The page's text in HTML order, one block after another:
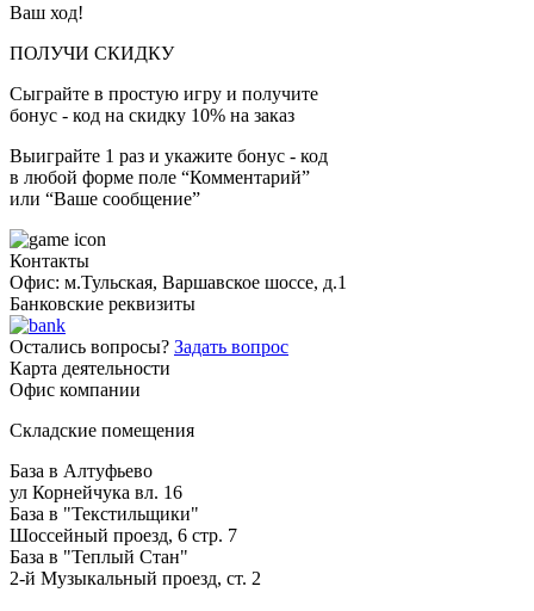
Ваш ход!
ПОЛУЧИ СКИДКУ
Сыграйте в простую игру и получите
бонус - код на скидку 10% на заказ
Выиграйте 1 раз и укажите бонус - код
в любой форме поле “Комментарий”
или “Ваше сообщение”
Контакты
Офис: м.Тульская, Варшавское шоссе, д.1
Банковские реквизиты
Остались вопросы? Задать вопрос
Карта деятельности
Офис компании
Складские помещения
База в Алтуфьево
ул Корнейчука вл. 16
База в "Текстильщики"
Шоссейный проезд, 6 стр. 7
База в "Теплый Стан"
2-й Музыкальный проезд, ст. 2